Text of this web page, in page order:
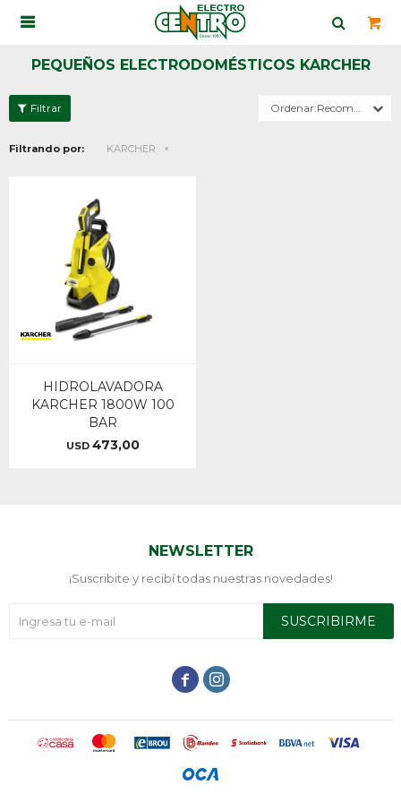

PEQUEÑOS ELECTRODOMÉSTICOS KARCHER
Recomendados
Filtrando por: KARCHER
HIDROLAVADORA
KARCHER 1800W 100
BAR
USD 473,00
NEWSLETTER
¡Suscribite y recibí todas nuestras novedades!
SUSCRIBIRME
 